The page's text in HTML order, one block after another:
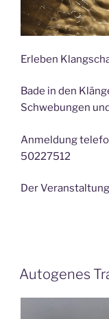
Erleben
Bade in den
Schwebungen
Anmeldung
50227512
Der
Autogenes